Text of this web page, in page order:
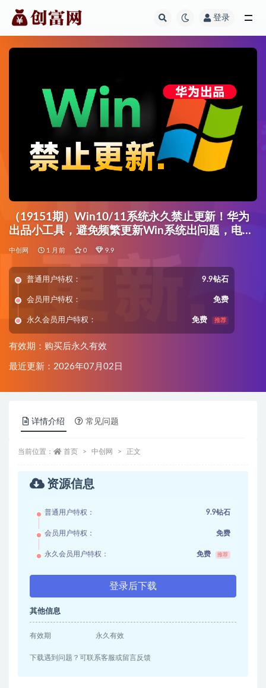
登录
（19151期）Win10/11系统永久禁止更新！华为
出品小工具，避免频繁更新Win系统出问题，电脑
必备工具Win系统禁止更新
中创网 1 月前 0 9.9
普通用户特权： 9.9钻石
会员用户特权： 免费
永久会员用户特权： 免费 推荐
有效期：购买后永久有效
最近更新：2026年07月02日
详情介绍 常见问题
当前位置： 首页 中创网 正文
资源信息
普通用户特权： 9.9钻石
会员用户特权： 免费
永久会员用户特权： 免费 推荐
登录后下载
其他信息
有效期 永久有效
下载遇到问题？可联系客服或留言反馈